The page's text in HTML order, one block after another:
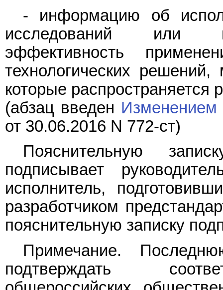
- информацию об
исследований или
эффективность
технологических
которые распространяется
(абзац введен Изменением
от 30.06.2016 N 772-ст)
Пояснительную
подписывает
исполнитель,
разработчиком
пояснительную записку
Примечание.
подтверждать